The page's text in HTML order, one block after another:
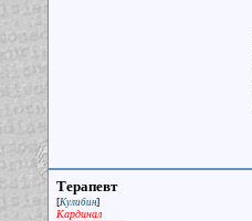
Терапевт
[Кулибин]
Кардинал